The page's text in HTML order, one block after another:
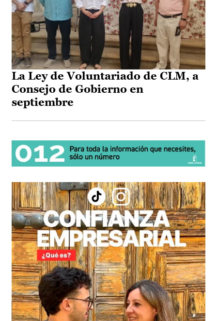
La Ley de Voluntariado de CLM, a
Consejo de Gobierno en
septiembre